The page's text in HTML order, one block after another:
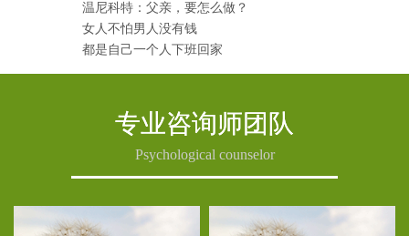
温尼科特：父亲，要怎么做？
女人不怕男人没有钱
都是自己一个人下班回家
专业咨询师团队
Psychological counselor
Previous